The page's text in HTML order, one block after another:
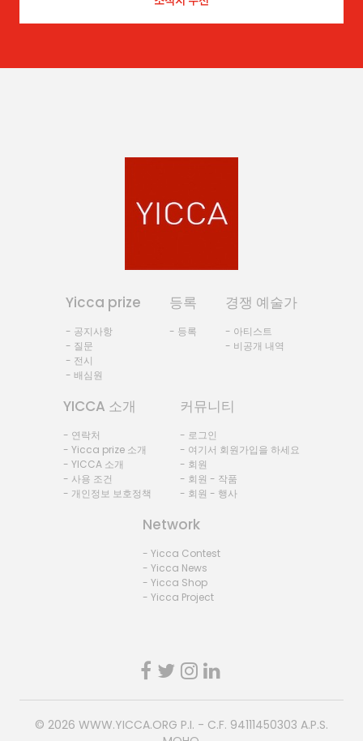
Yicca prize
- 공지사항
- 질문
- 전시
- 배심원
등록
- 등록
경쟁 예술가
- 아티스트
- 비공개 내역
YICCA 소개
- 연락처
- Yicca prize 소개
- YICCA 소개
- 사용 조건
- 개인정보 보호정책
커뮤니티
- 로그인
- 여기서 회원가입을 하세요
- 회원
- 회원 - 작품
- 회원 - 행사
Network
- Yicca Contest
- Yicca News
- Yicca Shop
- Yicca Project
© 2026 WWW.YICCA.ORG P.I. - C.F. 94111450303 A.P.S.